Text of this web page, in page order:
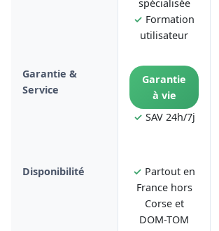
spécialisée
✓ Formation
utilisateur
Garantie &
Service
Garantie
à vie
✓ SAV 24h/7j
Disponibilité ✓ Partout en
France hors
Corse et
DOM-TOM